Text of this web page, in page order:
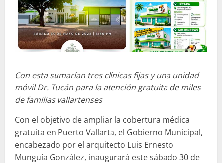
Con esta sumarían tres clínicas fijas y una unidad
móvil Dr. Tucán para la atención gratuita de miles
de familias vallartenses
Con el objetivo de ampliar la cobertura médica
gratuita en Puerto Vallarta, el Gobierno Municipal,
encabezado por el arquitecto Luis Ernesto
Munguía González, inaugurará este sábado 30 de